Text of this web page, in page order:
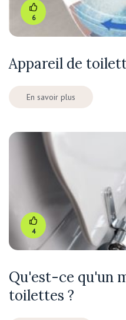
6
Appareil de
En savoir plus
4
Qu'est-ce qu'un
toilettes ?